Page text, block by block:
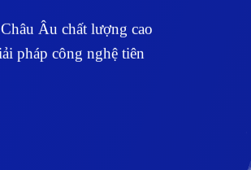
Âu chất lượng cao
pháp công nghệ tiên